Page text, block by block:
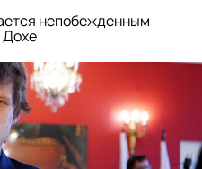
непобежденным
Дохе